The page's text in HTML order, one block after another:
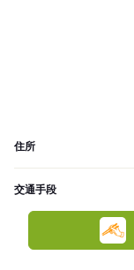
住所
交通手段